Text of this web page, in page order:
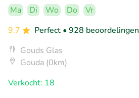
Ma Di Wo Do
Vr
9.7
Perfect • 928 beoordelingen
Gouds Glas
Gouda (0km)
Verkocht: 18